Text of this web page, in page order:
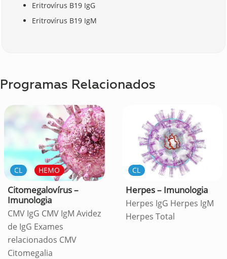
Eritrovírus B19 IgG
Eritrovírus B19 IgM
Programas Relacionados
CL HEMO
Citomegalovírus –
Imunologia
CMV IgG CMV IgM Avidez
de IgG Exames
relacionados CMV
Citomegalia
CL
Herpes – Imunologia
Herpes IgG Herpes IgM
Herpes Total